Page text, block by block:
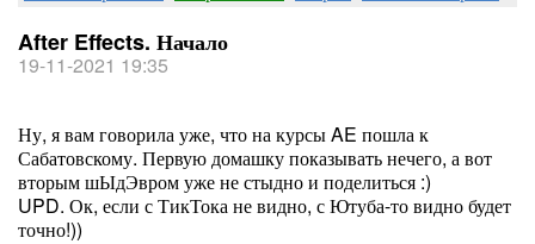
After Effects. Начало
19-11-2021 19:35
Ну, я вам говорила уже, что на курсы AE пошла к
Сабатовскому. Первую домашку показывать нечего, а вот
вторым шЫдЭвром уже не стыдно и поделиться :)
UPD. Ок, если с ТикТока не видно, с Ютуба-то видно будет
точно!))